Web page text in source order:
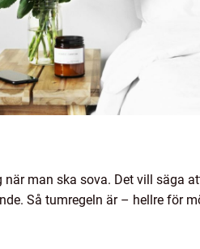
man ska sova. Det vill säga
Så tumregeln är – hellre för